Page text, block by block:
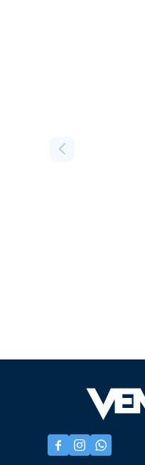
  